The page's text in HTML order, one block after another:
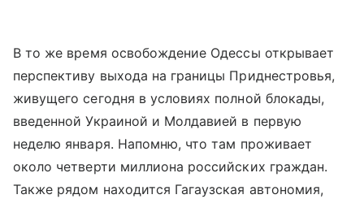
В то же время освобождение Одессы открывает
перспективу выхода на границы Приднестровья,
живущего сегодня в условиях полной блокады,
введенной Украиной и Молдавией в первую
неделю января. Напомню, что там проживает
около четверти миллиона российских граждан.
Также рядом находится Гагаузская автономия,